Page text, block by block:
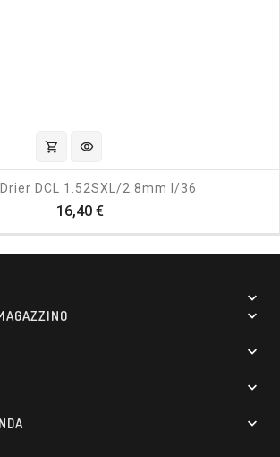
shopping_cart visibility
DCL 1.52SXL/2.8mm I/36
16,40 €Prezzo




